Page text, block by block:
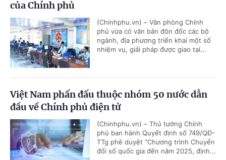
của Chính phủ
(Chinhphu.vn) – Văn phòng Chính
phủ vừa có văn bản đôn đốc các bộ
ngành, địa phương triển khai một số
nhiệm vụ, giải pháp được giao tại...
Việt Nam phấn đấu thuộc nhóm 50 nước dẫn
đầu về Chính phủ điện tử
(Chinhphu.vn) – Thủ tướng Chính
phủ ban hành Quyết định số 749/QĐ-
TTg phê duyệt “Chương trình Chuyển
đổi số quốc gia đến năm 2025, định...